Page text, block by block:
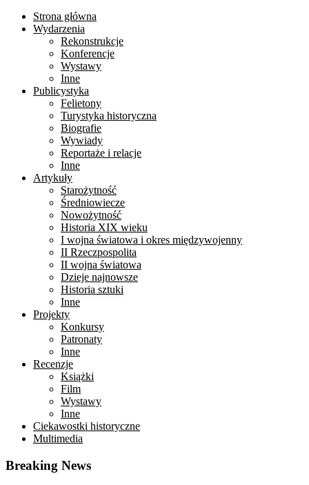
Strona główna
Wydarzenia
Rekonstrukcje
Konferencje
Wystawy
Inne
Publicystyka
Felietony
Turystyka historyczna
Biografie
Wywiady
Reportaże i relacje
Inne
Artykuły
Starożytność
Średniowiecze
Nowożytność
Historia XIX wieku
I wojna światowa i okres międzywojenny
II Rzeczpospolita
II wojna światowa
Dzieje najnowsze
Historia sztuki
Inne
Projekty
Konkursy
Patronaty
Inne
Recenzje
Książki
Film
Wystawy
Inne
Ciekawostki historyczne
Multimedia
Breaking News